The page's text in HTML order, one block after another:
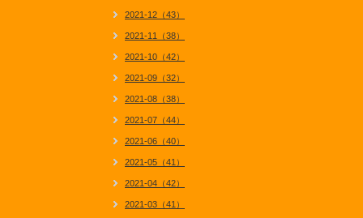
2021-12（43）
2021-11（38）
2021-10（42）
2021-09（32）
2021-08（38）
2021-07（44）
2021-06（40）
2021-05（41）
2021-04（42）
2021-03（41）